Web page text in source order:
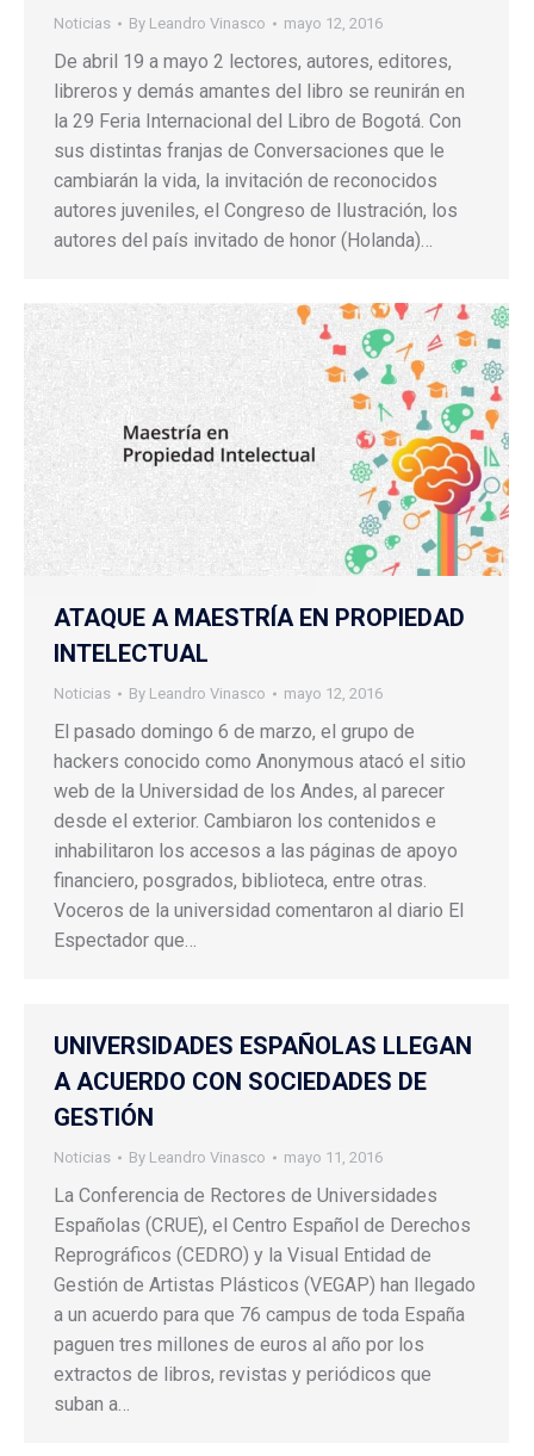
Noticias By Leandro Vinasco mayo 12, 2016
De abril 19 a mayo 2 lectores, autores, editores,
libreros y demás amantes del libro se reunirán en
la 29 Feria Internacional del Libro de Bogotá. Con
sus distintas franjas de Conversaciones que le
cambiarán la vida, la invitación de reconocidos
autores juveniles, el Congreso de Ilustración, los
autores del país invitado de honor (Holanda)…
ATAQUE A MAESTRÍA EN PROPIEDAD
INTELECTUAL
Noticias By Leandro Vinasco mayo 12, 2016
El pasado domingo 6 de marzo, el grupo de
hackers conocido como Anonymous atacó el sitio
web de la Universidad de los Andes, al parecer
desde el exterior. Cambiaron los contenidos e
inhabilitaron los accesos a las páginas de apoyo
financiero, posgrados, biblioteca, entre otras.
Voceros de la universidad comentaron al diario El
Espectador que…
UNIVERSIDADES ESPAÑOLAS LLEGAN
A ACUERDO CON SOCIEDADES DE
GESTIÓN
Noticias By Leandro Vinasco mayo 11, 2016
La Conferencia de Rectores de Universidades
Españolas (CRUE), el Centro Español de Derechos
Reprográficos (CEDRO) y la Visual Entidad de
Gestión de Artistas Plásticos (VEGAP) han llegado
a un acuerdo para que 76 campus de toda España
paguen tres millones de euros al año por los
extractos de libros, revistas y periódicos que
suban a…